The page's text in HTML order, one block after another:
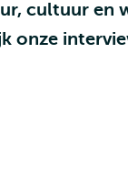
cultuur en
onze